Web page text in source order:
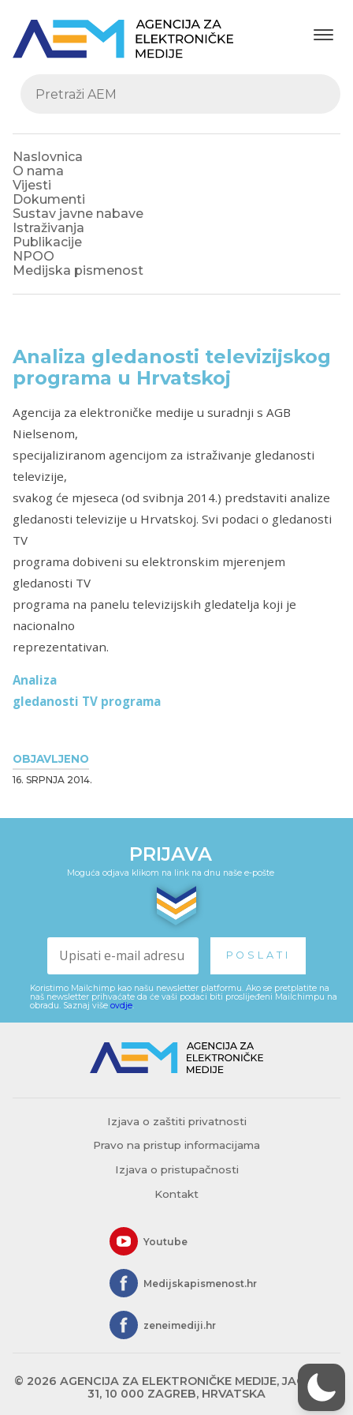
Naslovnica
O nama
Vijesti
Dokumenti
Sustav javne nabave
Istraživanja
Publikacije
NPOO
Medijska pismenost
OBJAVLJENO
16. SRPNJA 2014.
Analiza gledanosti televizijskog
programa u Hrvatskoj
Agencija za elektroničke medije u suradnji s AGB
Nielsenom,
specijaliziranom agencijom za istraživanje gledanosti
televizije,
svakog će mjeseca (od svibnja 2014.) predstaviti analize
gledanosti televizije u Hrvatskoj. Svi podaci o gledanosti
TV
programa dobiveni su elektronskim mjerenjem
gledanosti TV
programa na panelu televizijskih gledatelja koji je
nacionalno
reprezentativan.
Analiza
gledanosti TV programa
PRIJAVA
Moguća odjava klikom na link na dnu naše e-pošte
Koristimo Mailchimp kao našu newsletter platformu. Ako se pretplatite na
naš newsletter prihvaćate da će vaši podaci biti proslijeđeni Mailchimpu na
obradu. Saznaj više ovdje.
Izjava o zaštiti privatnosti
Pravo na pristup informacijama
Izjava o pristupačnosti
Kontakt
Youtube
Medijskapismenost.hr
zeneimediji.hr
© 2026 AGENCIJA ZA ELEKTRONIČKE MEDIJE, JAGIĆEVA
31, 10 000 ZAGREB, HRVATSKA